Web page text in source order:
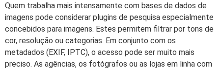
Quem trabalha mais intensamente com bases de dados de
imagens pode considerar plugins de pesquisa especialmente
concebidos para imagens. Estes permitem filtrar por tons de
cor, resolução ou categorias. Em conjunto com os
metadados (EXIF, IPTC), o acesso pode ser muito mais
preciso. As agências, os fotógrafos ou as lojas em linha com